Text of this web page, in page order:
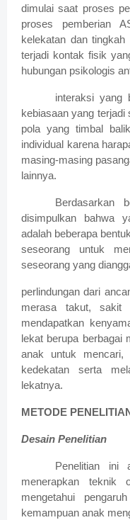
dimulai saat proses
proses pemberian
kelekatan dan
terjadi kontak fisik
hubungan psikologis
interaksi yang
kebiasaan yang
pola yang timbal
individual karena
masing-masing
lainnya.
Berdasarkan
disimpulkan bahwa
adalah beberapa
seseorang untuk
seseorang yang
perlindungan dari
merasa takut, sakit
mendapatkan
lekat berupa berbagai
anak untuk mencari,
kedekatan serta
lekatnya.
METODE
Desain Penelitian
Penelitian ini
menerapkan teknik
mengetahui
kemampuan anak